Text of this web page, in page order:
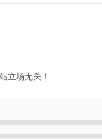
立场无关！